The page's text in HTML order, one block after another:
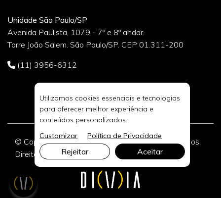
Unidade São Paulo/SP
Avenida Paulista, 1079 - 7º e 8º andar.
Torre João Salem. São Paulo/SP. CEP 01.311-200
(11) 3956-6312
© Copyright 2026 DIVIA Marketing Digital. Todos os
Direitos Reservados.
Utilizamos cookies essenciais e tecnologias
para oferecer melhor experiência e
conteúdos personalizados.
Customizar
Política de Privacidade
Rejeitar Aceitar